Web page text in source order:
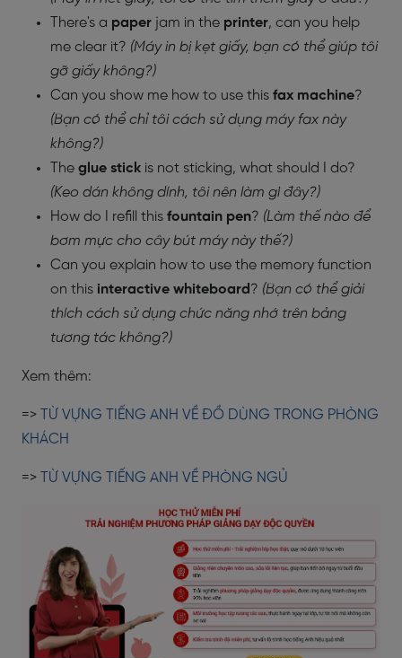
There's a paper jam in the printer, can you help
me clear it? (Máy in bị kẹt giấy, bạn có thể giúp tôi
gỡ giấy không?)
Can you show me how to use this fax machine?
(Bạn có thể chỉ tôi cách sử dụng máy fax này
không?)
The glue stick is not sticking, what should I do?
(Keo dán không dính, tôi nên làm gì đây?)
How do I refill this fountain pen? (Làm thế nào để
bơm mực cho cây bút máy này thế?)
Can you explain how to use the memory function
on this interactive whiteboard? (Bạn có thể giải
thích cách sử dụng chức năng nhớ trên bảng
tương tác không?)
Xem thêm:
=>
TỪ VỰNG TIẾNG ANH VỀ ĐỒ DÙNG TRONG PHÒNG
KHÁCH
=> TỪ VỰNG TIẾNG ANH VỀ PHÒNG NGỦ